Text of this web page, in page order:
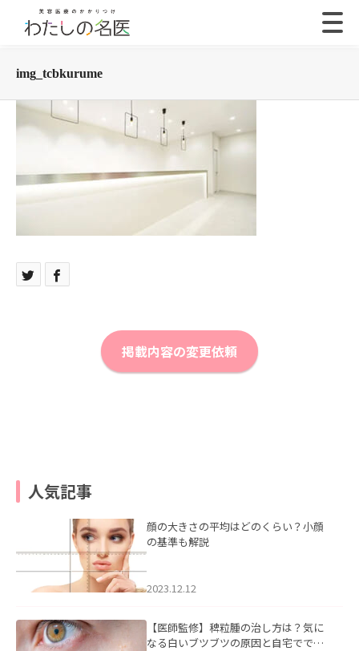
img_tcbkurume
掲載内容の変更依頼
人気記事
顔の大きさの平均はどのくらい？小顔
の基準も解説
2023.12.12
【医師監修】稗粒腫の治し方は？気に
なる白いブツブツの原因と自宅ででき